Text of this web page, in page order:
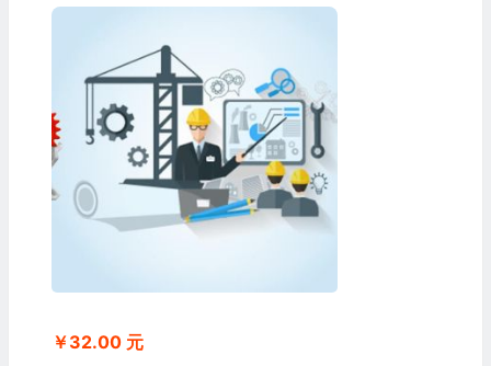
￥32.00 元